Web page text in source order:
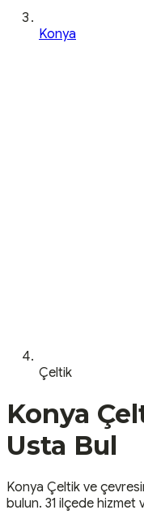
Konya
Çeltik
Konya
Usta Bul
Konya Çeltik ve
bulun. 31 ilçede hizmet